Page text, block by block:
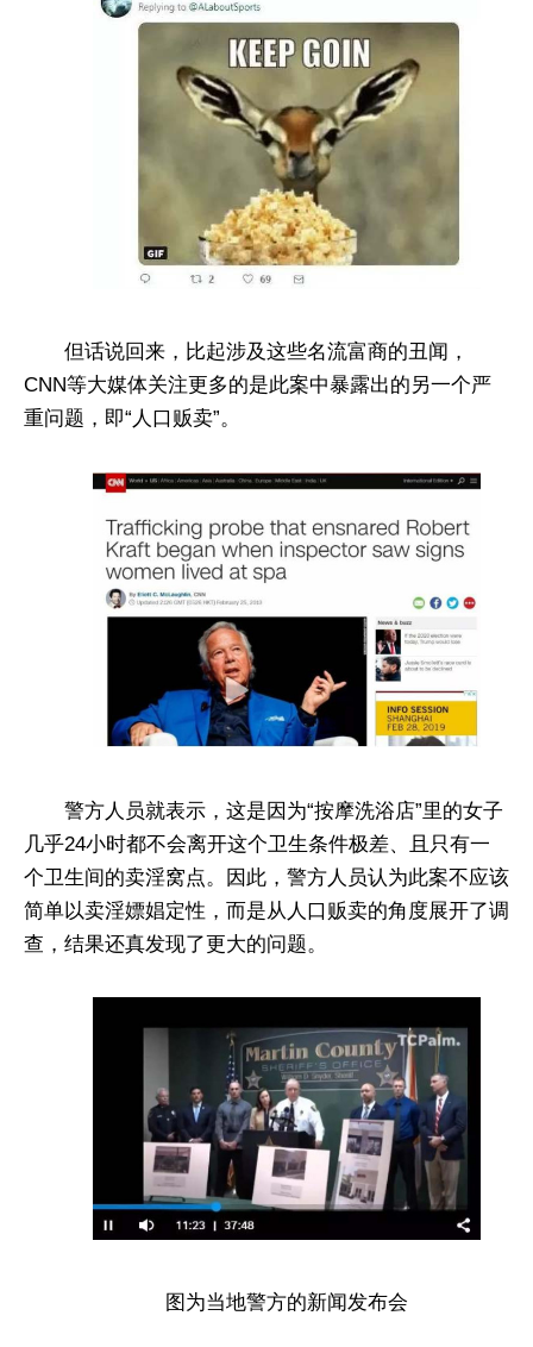
但话说回来，比起涉及这些名流富商的丑闻，
CNN等大媒体关注更多的是此案中暴露出的另一个严
重问题，即“人口贩卖”。
警方人员就表示，这是因为“按摩洗浴店”里的女子
几乎24小时都不会离开这个卫生条件极差、且只有一
个卫生间的卖淫窝点。因此，警方人员认为此案不应该
简单以卖淫嫖娼定性，而是从人口贩卖的角度展开了调
查，结果还真发现了更大的问题。
图为当地警方的新闻发布会